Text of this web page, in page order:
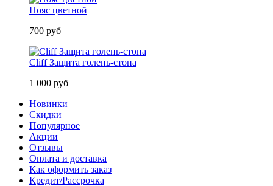
Пояс цветной
700 руб
Cliff Защита голень-стопа
1 000 руб
Новинки
Скидки
Популярное
Акции
Отзывы
Оплата и доставка
Как оформить заказ
Кредит/Рассрочка